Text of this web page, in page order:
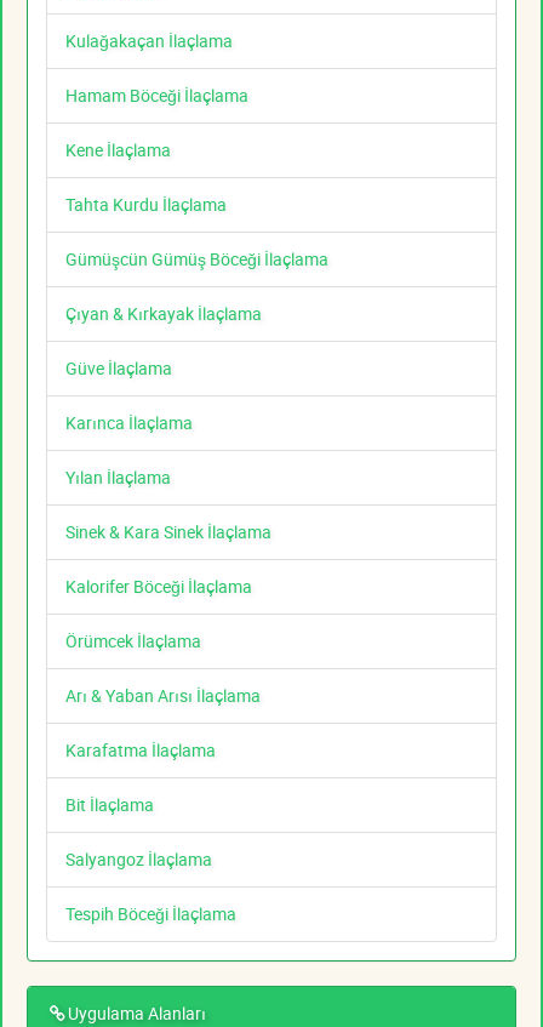
Kulağakaçan İlaçlama
Hamam Böceği İlaçlama
Kene İlaçlama
Tahta Kurdu İlaçlama
Gümüşcün Gümüş Böceği İlaçlama
Çıyan & Kırkayak İlaçlama
Güve İlaçlama
Karınca İlaçlama
Yılan İlaçlama
Sinek & Kara Sinek İlaçlama
Kalorifer Böceği İlaçlama
Örümcek İlaçlama
Arı & Yaban Arısı İlaçlama
Karafatma İlaçlama
Bit İlaçlama
Salyangoz İlaçlama
Tespih Böceği İlaçlama
Uygulama Alanları